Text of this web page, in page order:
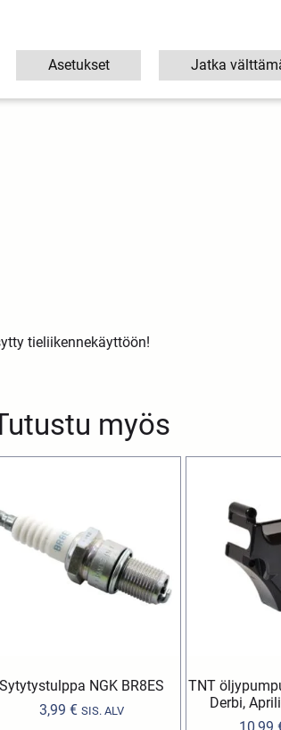
tieliikennekäyttöön!
myös
Sytytystulppa NGK BR8ES
3,99 € SIS. ALV
TNT
Derbi,
Asetukset Jatka